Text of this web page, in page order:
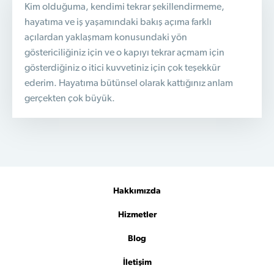
Kim olduğuma, kendimi tekrar şekillendirmeme,
hayatıma ve iş yaşamındaki bakış açıma farklı
açılardan yaklaşmam konusundaki yön
göstericiliğiniz için ve o kapıyı tekrar açmam için
gösterdiğiniz o itici kuvvetiniz için çok teşekkür
ederim. Hayatıma bütünsel olarak kattığınız anlam
gerçekten çok büyük.
Hakkımızda
Hizmetler
Blog
İletişim